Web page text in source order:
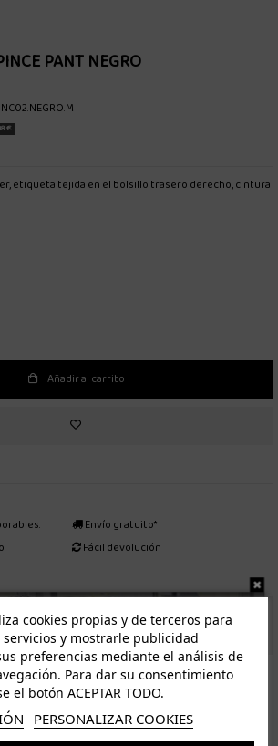
PANT NEGRO
€
etiqueta tejida en el bolsillo trasero derecho, cintura
Añadir al carrito
Envío gratuito*
Fácil devolución
*
partir de 50€
a partir de 50€
cookies propias y de terceros para
y mostrarle publicidad
preferencias mediante el análisis de
Para dar su consentimiento
el botón ACEPTAR TODO.
PERSONALIZAR COOKIES